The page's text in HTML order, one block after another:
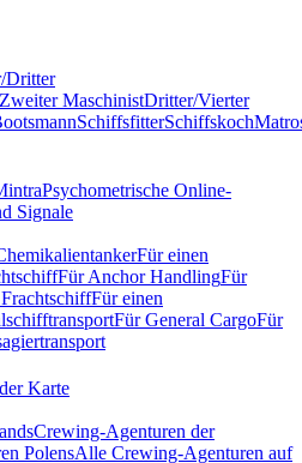
Dritter
Zweiter MaschinistDritter/Vierter
SchiffsfitterSchiffskoch
Psychometrische Online-
Signale
Für einen
Für Anchor HandlingFür
Für einen
Für General CargoFür
Karte
Crewing-Agenturen der
PolensAlle Crewing-Agenturen auf